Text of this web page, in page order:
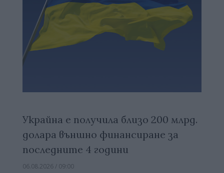
Украйна е получила близо 200 млрд.
долара външно финансиране за
последните 4 години
06.08.2026 / 09:00